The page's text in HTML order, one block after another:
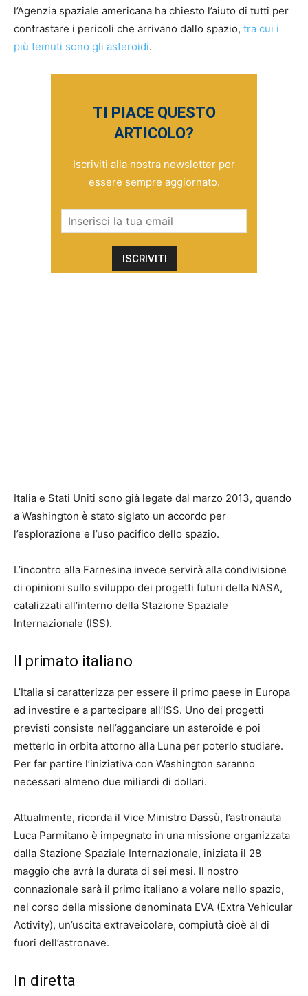
l’Agenzia spaziale americana ha chiesto l’aiuto di tutti per
contrastare i pericoli che arrivano dallo spazio, tra cui i
più temuti sono gli asteroidi.
TI PIACE QUESTO
ARTICOLO?
Iscriviti alla nostra newsletter per
essere sempre aggiornato.
Italia e Stati Uniti sono già legate dal marzo 2013, quando
a Washington è stato siglato un accordo per
l’esplorazione e l’uso pacifico dello spazio.
L’incontro alla Farnesina invece servirà alla condivisione
di opinioni sullo sviluppo dei progetti futuri della NASA,
catalizzati all’interno della Stazione Spaziale
Internazionale (ISS).
Il primato italiano
L’Italia si caratterizza per essere il primo paese in Europa
ad investire e a partecipare all’ISS. Uno dei progetti
previsti consiste nell’agganciare un asteroide e poi
metterlo in orbita attorno alla Luna per poterlo studiare.
Per far partire l’iniziativa con Washington saranno
necessari almeno due miliardi di dollari.
Attualmente, ricorda il Vice Ministro Dassù, l’astronauta
Luca Parmitano è impegnato in una missione organizzata
dalla Stazione Spaziale Internazionale, iniziata il 28
maggio che avrà la durata di sei mesi. Il nostro
connazionale sarà il primo italiano a volare nello spazio,
nel corso della missione denominata EVA (Extra Vehicular
Activity), un’uscita extraveicolare, compiutà cioè al di
fuori dell’astronave.
In diretta